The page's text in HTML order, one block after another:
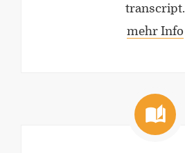
transcript.
mehr Info